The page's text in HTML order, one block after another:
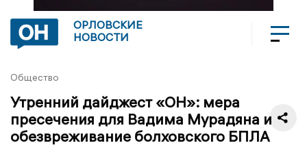
ОРЛОВСКИЕ
НОВОСТИ
Общество
Утренний дайджест «ОН»: мера
пресечения для Вадима Мурадяна и
обезвреживание болховского БПЛА